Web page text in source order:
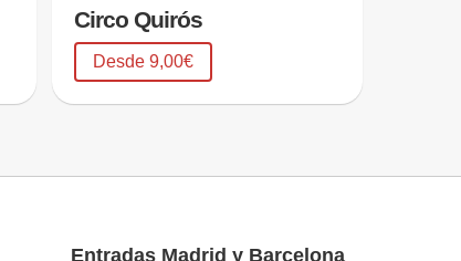
Circo Quirós
Desde 9,00€
Entradas Madrid y Barcelona